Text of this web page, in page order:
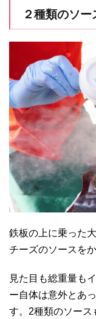
２種類のソ
鉄板の上に乗った
チーズのソースを
見た目も総重量も
ー自体は意外とあ
す。2種類のソース